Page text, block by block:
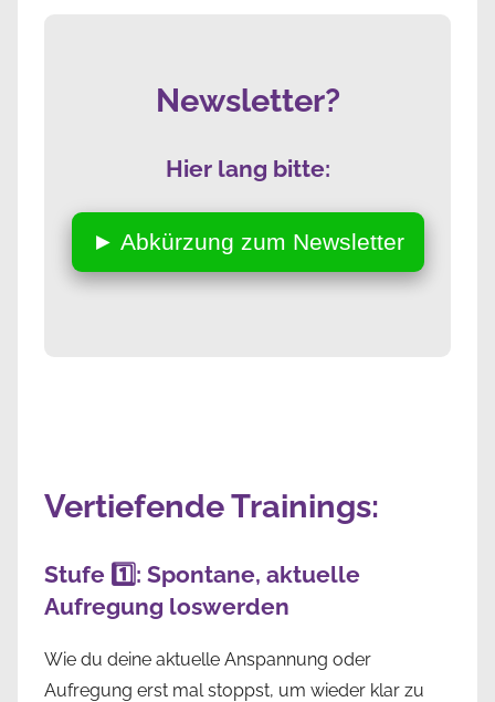
Newsletter?
Hier lang bitte:
► Abkürzung zum Newsletter
Vertiefende Trainings:
Stufe 1️⃣: Spontane, aktuelle
Aufregung loswerden
Wie du deine aktuelle Anspannung oder
Aufregung erst mal stoppst, um wieder klar zu